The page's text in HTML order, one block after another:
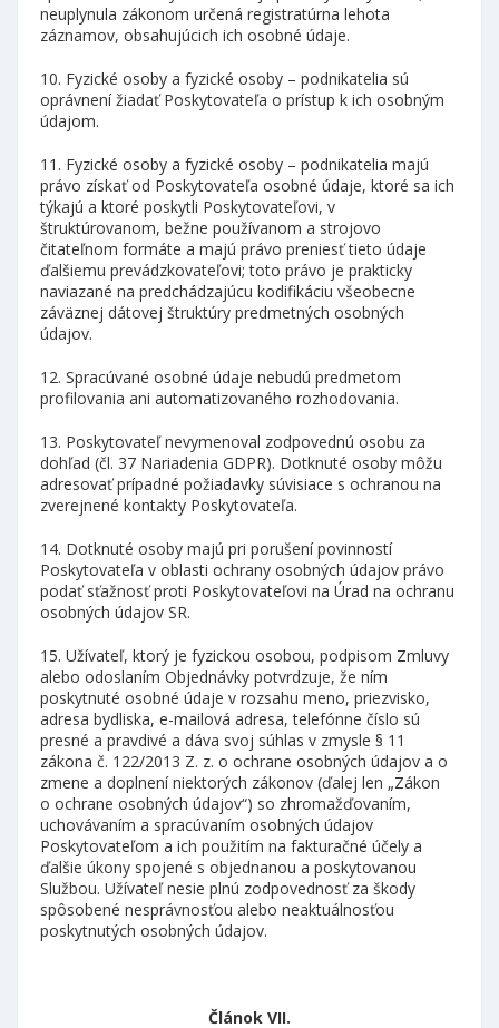
neuplynula zákonom určená registratúrna lehota
záznamov, obsahujúcich ich osobné údaje.
10. Fyzické osoby a fyzické osoby – podnikatelia sú
oprávnení žiadať Poskytovateľa o prístup k ich osobným
údajom.
11. Fyzické osoby a fyzické osoby – podnikatelia majú
právo získať od Poskytovateľa osobné údaje, ktoré sa ich
týkajú a ktoré poskytli Poskytovateľovi, v
štruktúrovanom, bežne používanom a strojovo
čitateľnom formáte a majú právo preniesť tieto údaje
ďalšiemu prevádzkovateľovi; toto právo je prakticky
naviazané na predchádzajúcu kodifikáciu všeobecne
záväznej dátovej štruktúry predmetných osobných
údajov.
12. Spracúvané osobné údaje nebudú predmetom
profilovania ani automatizovaného rozhodovania.
13. Poskytovateľ nevymenoval zodpovednú osobu za
dohľad (čl. 37 Nariadenia GDPR). Dotknuté osoby môžu
adresovať prípadné požiadavky súvisiace s ochranou na
zverejnené kontakty Poskytovateľa.
14. Dotknuté osoby majú pri porušení povinností
Poskytovateľa v oblasti ochrany osobných údajov právo
podať sťažnosť proti Poskytovateľovi na Úrad na ochranu
osobných údajov SR.
15. Užívateľ, ktorý je fyzickou osobou, podpisom Zmluvy
alebo odoslaním Objednávky potvrdzuje, že ním
poskytnuté osobné údaje v rozsahu meno, priezvisko,
adresa bydliska, e-mailová adresa, telefónne číslo sú
presné a pravdivé a dáva svoj súhlas v zmysle § 11
zákona č. 122/2013 Z. z. o ochrane osobných údajov a o
zmene a doplnení niektorých zákonov (ďalej len „Zákon
o ochrane osobných údajov“) so zhromažďovaním,
uchovávaním a spracúvaním osobných údajov
Poskytovateľom a ich použitím na fakturačné účely a
ďalšie úkony spojené s objednanou a poskytovanou
Službou. Užívateľ nesie plnú zodpovednosť za škody
spôsobené nesprávnosťou alebo neaktuálnosťou
poskytnutých osobných údajov.
Článok VII.